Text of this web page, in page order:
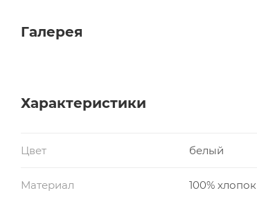
Галерея
Характеристики
Цвет белый
Материал 100% хлопок